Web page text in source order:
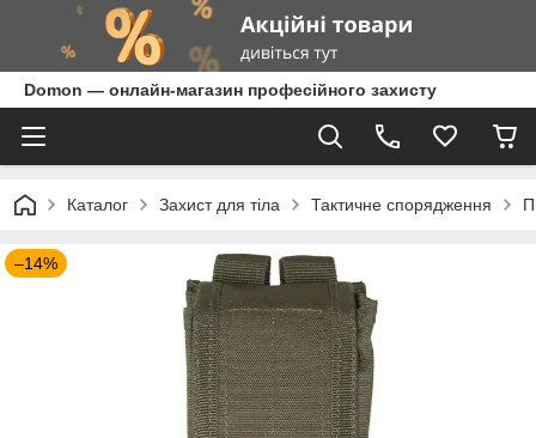
Domon — онлайн-магазин професійного захисту
Каталог Захист для тіла Тактичне спорядження
–14%